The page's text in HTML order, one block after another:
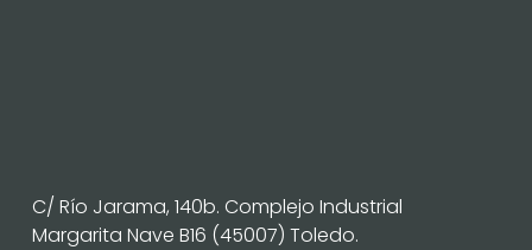
C/ Río Jarama, 140b. Complejo Industrial
Margarita Nave B16 (45007) Toledo.